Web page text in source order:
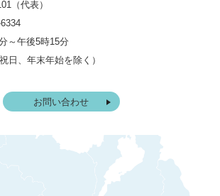
（代表）
～午後5時15分
日、年末年始を除く）
お問い合わせ